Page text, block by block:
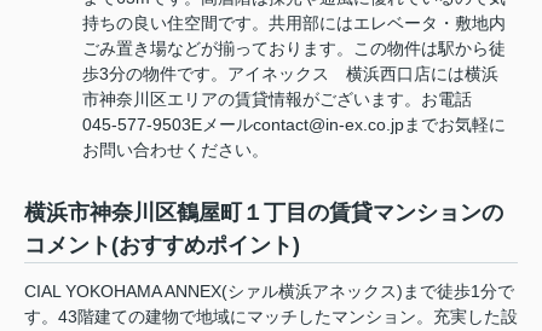
持ちの良い住空間です。共用部にはエレベータ・敷地内
ごみ置き場などが揃っております。この物件は駅から徒
歩3分の物件です。アイネックス 横浜西口店には横浜
市神奈川区エリアの賃貸情報がございます。お電話
045-577-9503Eメールcontact@in-ex.co.jpまでお気軽に
お問い合わせください。
横浜市神奈川区鶴屋町１丁目の賃貸マンションの
コメント(おすすめポイント)
CIAL YOKOHAMA ANNEX(シァル横浜アネックス)まで徒歩1分で
す。43階建ての建物で地域にマッチしたマンション。充実した設